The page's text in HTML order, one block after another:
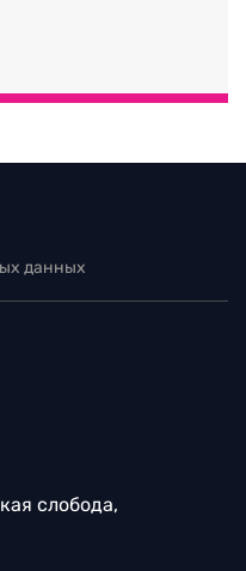
данных
слобода,